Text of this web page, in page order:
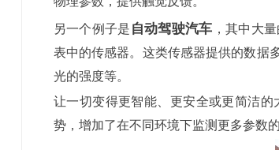
另一个例子是自动驾驶汽车 ，其中大
表中的传感器。这类传感器提供的数据
光的强度等。
让一切变得更智能、更安全或更简洁
势，增加了在不同环境下监测更多参数